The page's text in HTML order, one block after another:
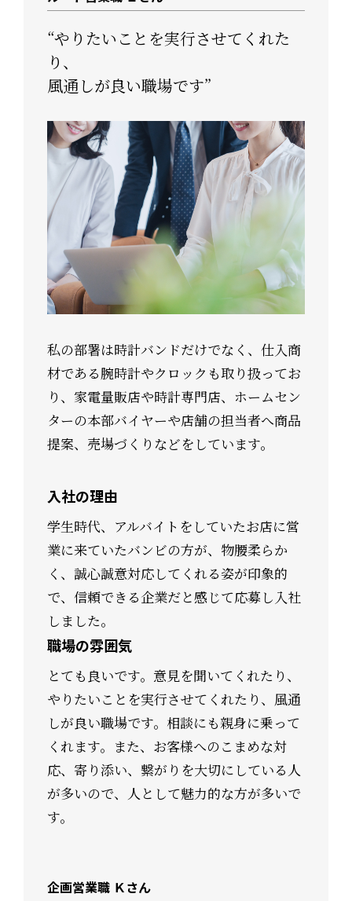
“やりたいことを実行させてくれた
り、
風通しが良い職場です”
私の部署は時計バンドだけでなく、仕入商
材である腕時計やクロックも取り扱ってお
り、家電量販店や時計専門店、ホームセン
ターの本部バイヤーや店舗の担当者へ商品
提案、売場づくりなどをしています。
入社の理由
学生時代、アルバイトをしていたお店に営
業に来ていたバンビの方が、物腰柔らか
く、誠心誠意対応してくれる姿が印象的
で、信頼できる企業だと感じて応募し入社
しました。
職場の雰囲気
とても良いです。意見を聞いてくれたり、
やりたいことを実行させてくれたり、風通
しが良い職場です。相談にも親身に乗って
くれます。また、お客様へのこまめな対
応、寄り添い、繋がりを大切にしている人
が多いので、人として魅力的な方が多いで
す。
企画営業職 Ｋさん